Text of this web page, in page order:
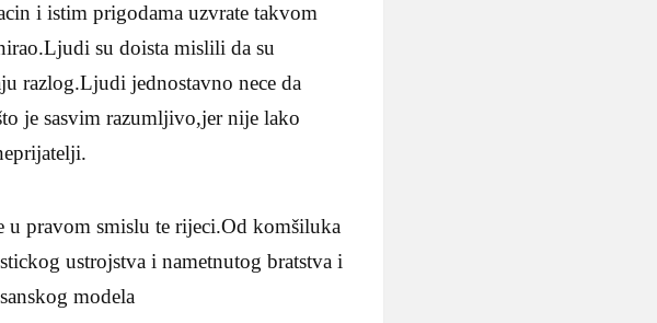
i istim prigodama uzvrate takvom
su doista mislili da su
razlog.Ljudi jednostavno nece da
je sasvim razumljivo,jer nije lako
pravom smislu te rijeci.Od komšiluka
ustrojstva i nametnutog bratstva i
modela